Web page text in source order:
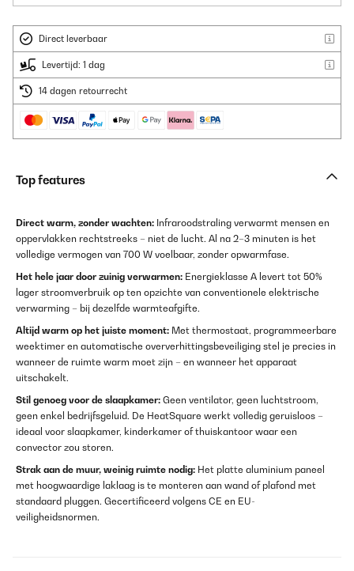
Direct leverbaar
Levertijd: 1 dag
14 dagen retourrecht
Top features
Direct warm, zonder wachten: Infraroodstraling verwarmt mensen en
oppervlakken rechtstreeks – niet de lucht. Al na 2–3 minuten is het
volledige vermogen van 700 W voelbaar, zonder opwarmfase.
Het hele jaar door zuinig verwarmen: Energieklasse A levert tot 50%
lager stroomverbruik op ten opzichte van conventionele elektrische
verwarming – bij dezelfde warmteafgifte.
Altijd warm op het juiste moment: Met thermostaat, programmeerbare
weektimer en automatische oververhittingsbeveiliging stel je precies in
wanneer de ruimte warm moet zijn – en wanneer het apparaat
uitschakelt.
Stil genoeg voor de slaapkamer: Geen ventilator, geen luchtstroom,
geen enkel bedrijfsgeluid. De HeatSquare werkt volledig geruisloos –
ideaal voor slaapkamer, kinderkamer of thuiskantoor waar een
convector zou storen.
Strak aan de muur, weinig ruimte nodig: Het platte aluminium paneel
met hoogwaardige laklaag is te monteren aan wand of plafond met
standaard pluggen. Gecertificeerd volgens CE en EU-
veiligheidsnormen.